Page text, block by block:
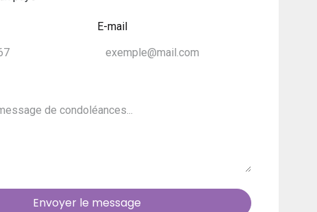
E-mail
Envoyer le message